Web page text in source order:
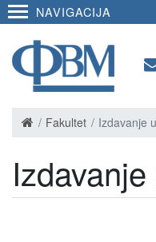
NAVIGACIJA
Fakultet Izdavanje